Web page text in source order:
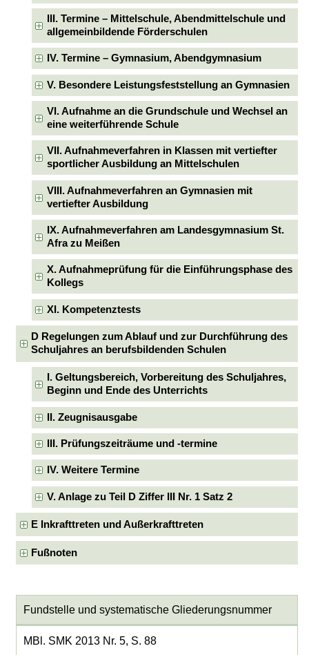
III. Termine – Mittelschule, Abendmittelschule und
allgemeinbildende Förderschulen
IV. Termine – Gymnasium, Abendgymnasium
V. Besondere Leistungsfeststellung an Gymnasien
VI. Aufnahme an die Grundschule und Wechsel an
eine weiterführende Schule
VII. Aufnahmeverfahren in Klassen mit vertiefter
sportlicher Ausbildung an Mittelschulen
VIII. Aufnahmeverfahren an Gymnasien mit
vertiefter Ausbildung
IX. Aufnahmeverfahren am Landesgymnasium St.
Afra zu Meißen
X. Aufnahmeprüfung für die Einführungsphase des
Kollegs
XI. Kompetenztests
D Regelungen zum Ablauf und zur Durchführung des
Schuljahres an berufsbildenden Schulen
I. Geltungsbereich, Vorbereitung des Schuljahres,
Beginn und Ende des Unterrichts
II. Zeugnisausgabe
III. Prüfungszeiträume und -termine
IV. Weitere Termine
V. Anlage zu Teil D Ziffer III Nr. 1 Satz 2
E Inkrafttreten und Außerkrafttreten
Fußnoten
Fundstelle und systematische Gliederungsnummer
MBl. SMK 2013 Nr. 5, S. 88